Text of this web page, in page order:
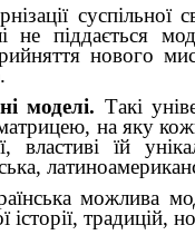
не піддається
нового
моделі. Такі
на яку
властиві їй
можлива
історії, традицій,